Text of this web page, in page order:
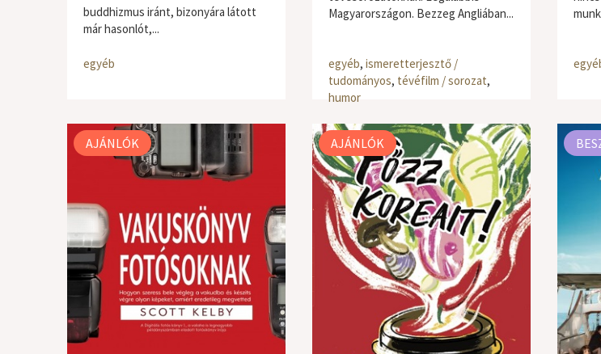
buddhizmus iránt, bizonyára látott
már hasonlót,...
egyéb
Magyarországon. Bezzeg Angliában...
egyéb, ismeretterjesztő /
tudományos, tévéfilm / sorozat,
humor
AJÁNLÓK AJÁNLÓK